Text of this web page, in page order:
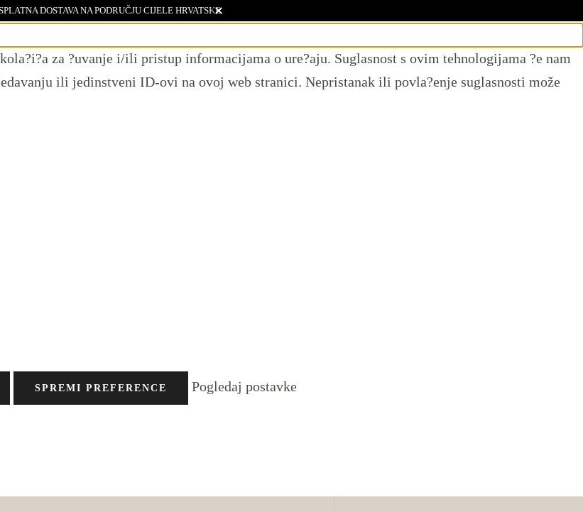
za ?uvanje i/ili pristup informacijama o ure?aju. Suglasnost s ovim tehnologijama ?e nam
ili jedinstveni ID-ovi na ovoj web stranici. Nepristanak ili povla?enje suglasnosti može
SPREMI PREFERENCE
Pogledaj postavke
DOSTAVA NA PODRUČJU CIJELE HRVATSKE